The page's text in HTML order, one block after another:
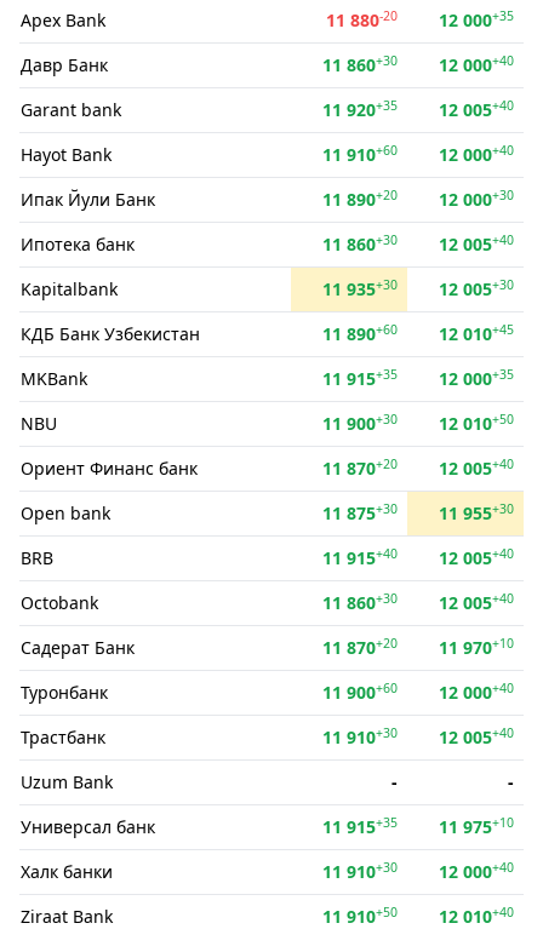
Apex Bank 11 880-20 12 000+35
Давр Банк 11 860+30 12 000+40
Garant bank 11 920+35 12 005+40
Hayot Bank 11 910+60 12 000+40
Ипак Йули Банк 11 890+20 12 000+30
Ипотека банк 11 860+30 12 005+40
Kapitalbank 11 935+30 12 005+30
КДБ Банк Узбекистан 11 890+60 12 010+45
MKBank 11 915+35 12 000+35
NBU 11 900+30 12 010+50
Ориент Финанс банк 11 870+20 12 005+40
Open bank 11 875+30 11 955+30
BRB 11 915+40 12 005+40
Octobank 11 860+30 12 005+40
Садерат Банк 11 870+20 11 970+10
Туронбанк 11 900+60 12 000+40
Трастбанк 11 910+30 12 005+40
Uzum Bank -
-
Универсал банк
11 915+35 11 975+10
Халк банки 11 910+30 12 000+40
Ziraat Bank 11 910+50 12 010+40